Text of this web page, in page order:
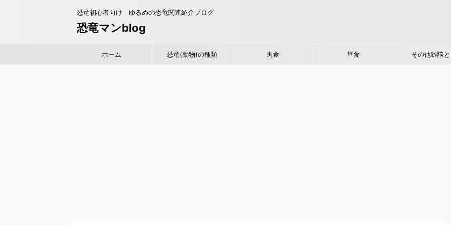
恐竜初心者向け ゆるめの恐竜関連紹介ブログ
恐竜マンblog
ホーム 恐竜(動物)の種類 肉食 草食 その他雑談